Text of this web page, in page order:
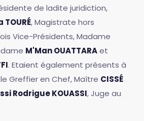
de ladite juridiction,
, Magistrate hors
Vice-Présidents, Madame
M'Man OUATTARAet
. Etaient également présents à
Greffier en Chef, Maître CISSÉ
Rodrigue KOUASSI, Juge au